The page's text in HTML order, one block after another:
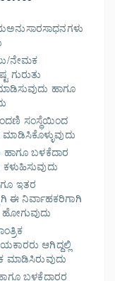
ನೇಮಕ
ಗುರುತು
ಹಾಗೂ
ಸಂಸ್ಥೆಯಿಂದ
ಬಳಕೆದಾರ
ಇತರ
ಈ ನಿರ್ವಾಹಕರಿಗಾಗಿ
ಆಗಿದ್ದಲ್ಲಿ
ಬಳಕೆದಾರರ